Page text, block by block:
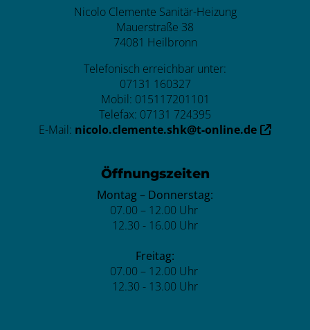
Nicolo Clemente Sanitär-Heizung
Mauerstraße 38
74081 Heilbronn
Telefonisch erreichbar unter:
07131 160327
Mobil: 015117201101
Telefax: 07131 724395
E-Mail: nicolo.clemente.shk@t-online.de
Öffnungszeiten
Montag – Donnerstag:
07.00 – 12.00 Uhr
12.30 - 16.00 Uhr
Freitag:
07.00 – 12.00 Uhr
12.30 - 13.00 Uhr